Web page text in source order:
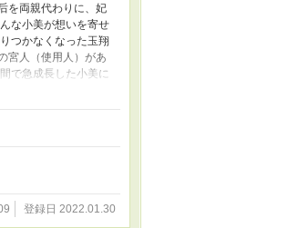
を両親代わりに、妃
な小美が想いを寄せ
つかなくなった玉翔
宮人（使用人）があ
で急成長した小美に
玉翔以外からなん
した物語。 ・地味
台。 ・あくまでも
お控えください。
登録日 2022.01.30